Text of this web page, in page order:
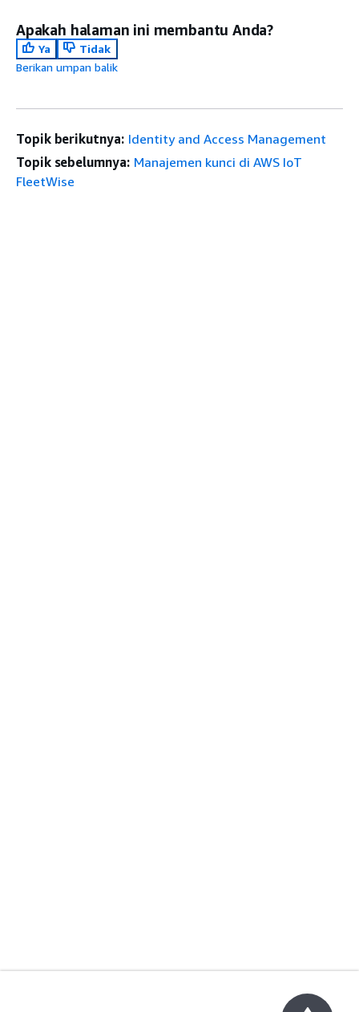
Apakah halaman ini membantu Anda?
Ya
Tidak
Berikan umpan balik
Topik berikutnya: Identity and Access Management
Topik sebelumnya: Manajemen kunci di AWS IoT
FleetWise